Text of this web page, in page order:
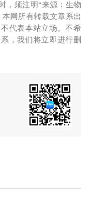
，须注明“来源：生物
网所有转载文章系出
代表本站立场。不希
，我们将立即进行删